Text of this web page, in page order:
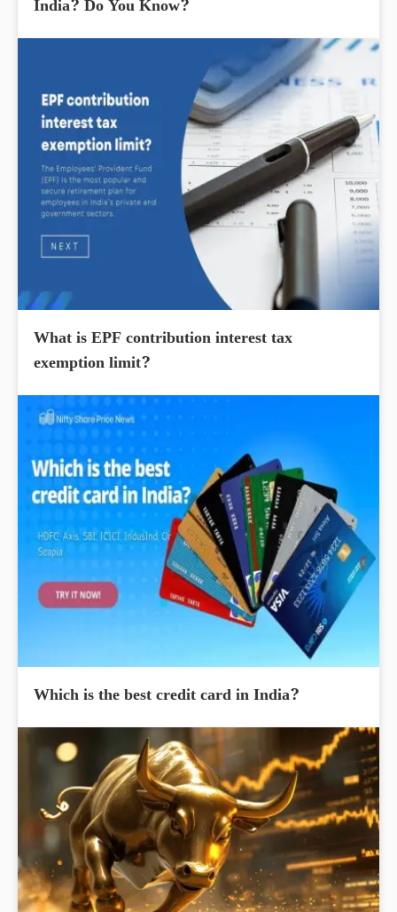
India? Do You Know?
What is EPF contribution interest tax
exemption limit?
Which is the best credit card in India?